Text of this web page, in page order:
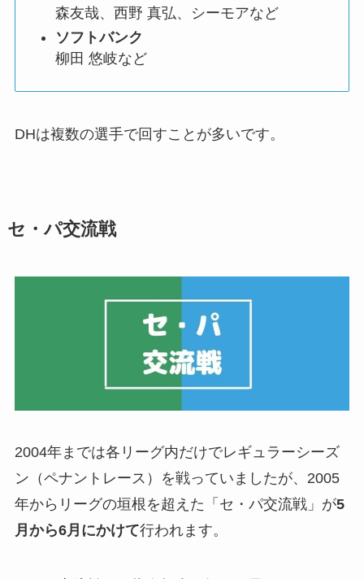
森友哉、西野 真弘、シーモアなど
ソフトバンク
柳田 悠岐など
DHは複数の選手で回すことが多いです。
セ・パ交流戦
2004年までは各リーグ内だけでレギュラーシーズ
ン（ペナントレース）を戦っていましたが、2005
年からリーグの垣根を超えた「セ・パ交流戦」が5
月から6月にかけて行われます。